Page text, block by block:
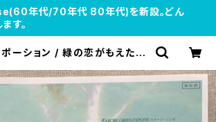
年代/70年代 80年代)を新設。どん
す。
ポーション / 緑の恋がもえた頃